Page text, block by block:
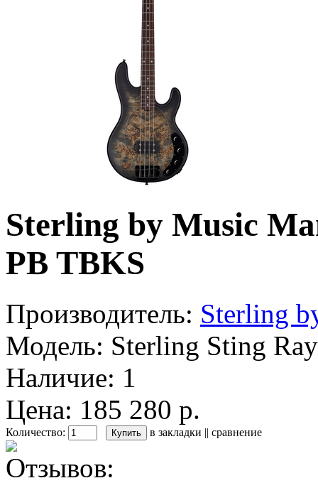
Sterling by Music
PB TBKS
Производитель: Sterling
Модель: Sterling Sting
Наличие: 1
Цена: 185 280 р.
Количество: в закладки || сравнение